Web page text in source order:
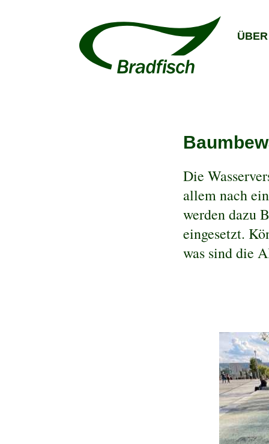
Die
allem nach
werden dazu
eingesetzt.
was sind die